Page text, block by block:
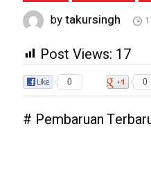
bytakursingh
Post Views: 17
0 0
# Pembaruan